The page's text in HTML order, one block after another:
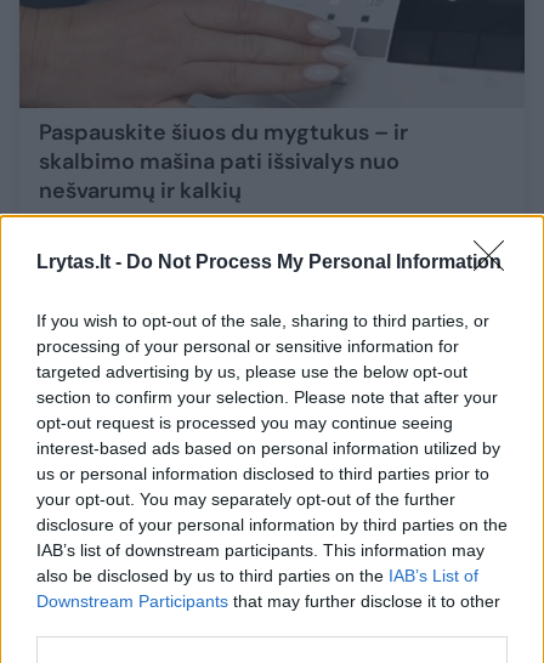
Lrytas.lt - Do Not Process My Personal Information
If you wish to opt-out of the sale, sharing to third parties, or
processing of your personal or sensitive information for
targeted advertising by us, please use the below opt-out
section to confirm your selection. Please note that after your
opt-out request is processed you may continue seeing
interest-based ads based on personal information utilized by
us or personal information disclosed to third parties prior to
your opt-out. You may separately opt-out of the further
disclosure of your personal information by third parties on the
IAB’s list of downstream participants. This information may
also be disclosed by us to third parties on the IAB’s List of
Downstream Participants that may further disclose it to other
Paspauskite šiuos du mygtukus – ir
skalbimo mašina pati išsivalys nuo
nešvarumų ir kalkių
Bute Marijampolėje užsidegus skalbimo